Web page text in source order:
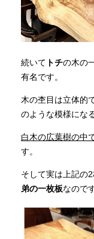
続いて トチの木の
有名です。
木の杢目は立体的
のような模様にな
白木の広葉樹の中
す。
そして実は上記の2
弟の一枚板なので